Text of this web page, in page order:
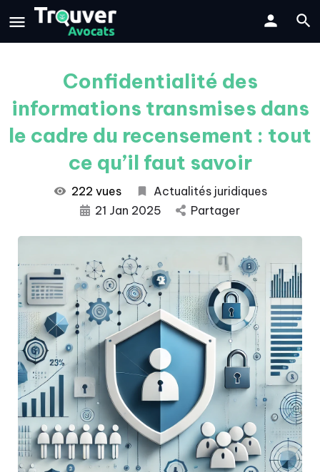
Confidentialité des
informations transmises dans
le cadre du recensement : tout
ce qu’il faut savoir
222 vues
Actualités juridiques
21 Jan 2025
Partager